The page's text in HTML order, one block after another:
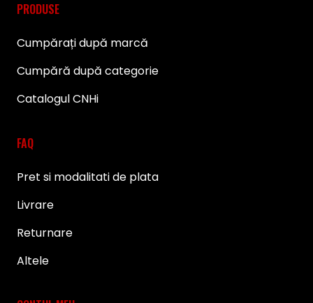
PRODUSE
Cumpărați după marcă
Cumpără după categorie
Catalogul CNHi
FAQ
Pret si modalitati de plata
Livrare
Returnare
Altele